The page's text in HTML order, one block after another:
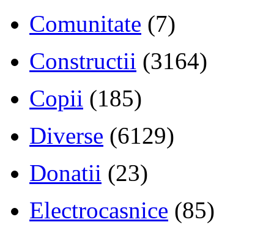
Comunitate (7)
Constructii (3164)
Copii (185)
Diverse (6129)
Donatii (23)
Electrocasnice (85)